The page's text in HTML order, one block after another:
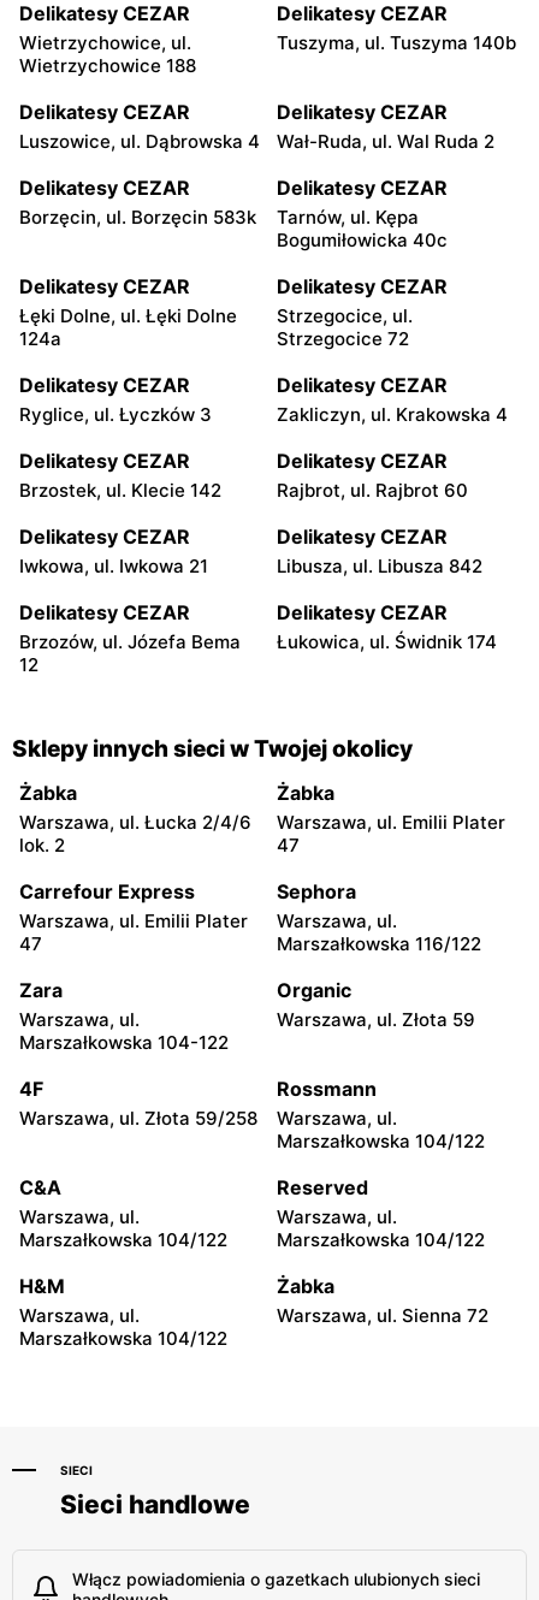
Delikatesy CEZAR
Wietrzychowice, ul.
Wietrzychowice 188
Delikatesy CEZAR
Tuszyma, ul. Tuszyma 140b
Delikatesy CEZAR
Luszowice, ul. Dąbrowska 4
Delikatesy CEZAR
Wał-Ruda, ul. Wal Ruda 2
Delikatesy CEZAR
Borzęcin, ul. Borzęcin 583k
Delikatesy CEZAR
Tarnów, ul. Kępa
Bogumiłowicka 40c
Delikatesy CEZAR
Łęki Dolne, ul. Łęki Dolne
124a
Delikatesy CEZAR
Strzegocice, ul.
Strzegocice 72
Delikatesy CEZAR
Ryglice, ul. Łyczków 3
Delikatesy CEZAR
Zakliczyn, ul. Krakowska 4
Delikatesy CEZAR
Brzostek, ul. Klecie 142
Delikatesy CEZAR
Rajbrot, ul. Rajbrot 60
Delikatesy CEZAR
Iwkowa, ul. Iwkowa 21
Delikatesy CEZAR
Libusza, ul. Libusza 842
Delikatesy CEZAR
Brzozów, ul. Józefa Bema
12
Delikatesy CEZAR
Łukowica, ul. Świdnik 174
Sklepy innych sieci w Twojej okolicy
Żabka
Warszawa, ul. Łucka 2/4/6
lok. 2
Żabka
Warszawa, ul. Emilii Plater
47
Carrefour Express
Warszawa, ul. Emilii Plater
47
Sephora
Warszawa, ul.
Marszałkowska 116/122
Zara
Warszawa, ul.
Marszałkowska 104-122
Organic
Warszawa, ul. Złota 59
4F
Warszawa, ul. Złota 59/258
Rossmann
Warszawa, ul.
Marszałkowska 104/122
C&A
Warszawa, ul.
Marszałkowska 104/122
Reserved
Warszawa, ul.
Marszałkowska 104/122
H&M
Warszawa, ul.
Marszałkowska 104/122
Żabka
Warszawa, ul. Sienna 72
SIECI
Sieci handlowe
Włącz powiadomienia o gazetkach ulubionych sieci